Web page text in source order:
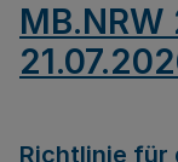
Richtlinie für